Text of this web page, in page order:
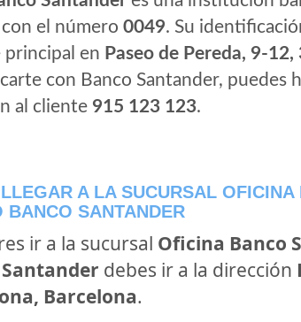
con el número 0049. Su
principal en Paseo de Pereda, 9-
con Banco Santander, puedes
al cliente 915 123 123.
A LA SUCURSAL
BANCO SANTANDER
ir a la sucursal Oficina Banco
debes ir a la dirección
Barcelona.